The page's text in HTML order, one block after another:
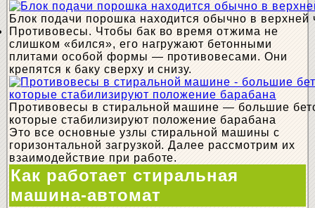
Блок подачи порошка находится обычно в верхней
Противовесы. Чтобы бак во время отжима не
слишком «бился», его нагружают бетонными
плитами особой формы — противовесами. Они
крепятся к баку сверху и снизу.
Противовесы в стиральной машине — большие
которые стабилизируют положение барабана
Это все основные узлы стиральной машины с
горизонтальной загрузкой. Далее рассмотрим их
взаимодействие при работе.
Как работает стиральная
машина-автомат